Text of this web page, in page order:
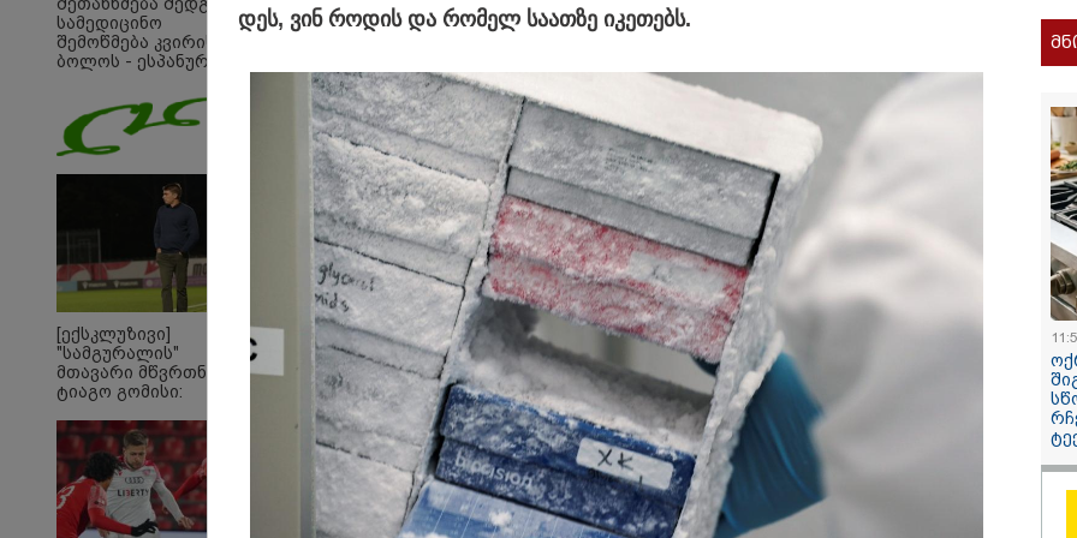
ბოკუჩავა
დაესწროს" -
17:55 / 05-08-2026
"უკვე 5 წელია ვუძლებ
ციხის მძიმე პირობებს,
იზოლაციას, გავუძელი
წამებას, მოწამვლას,
ორმხრივ ლანძღვას და
შეურაცხყოფას..." - რას
წერია მიხილ
17:07 / 05-08-
შეთანხმება შედგა,
სამედიცინო
შემოწმება კვირის
ბოლოს - ესპანურმა
ქოჩორაშვილის
ახალი გუნდი
დაასახელა
[ექსკლუზივი]
"სამგურალის"
მთავარი მწვრთნელი
ტიაგო გომისი:
ტალანტების
ქვეყანაა"!
დეს, ვინ რო­დის და რო­მელ სა­ათ­ზე იკე­თებს.